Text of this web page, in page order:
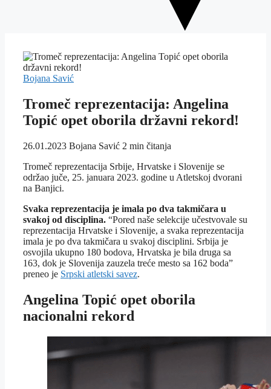
Bojana Savić
Tromeč reprezentacija: Angelina
Topić opet oborila državni rekord!
26.01.2023 Bojana Savić 2 min čitanja
Tromeč reprezentacija Srbije, Hrvatske i Slovenije se
održao juče, 25. januara 2023. godine u Atletskoj dvorani
na Banjici.
Svaka reprezentacija je imala po dva takmičara u
svakoj od disciplina. “Pored naše selekcije učestvovale su
reprezentacija Hrvatske i Slovenije, a svaka reprezentacija
imala je po dva takmičara u svakoj disciplini. Srbija je
osvojila ukupno 180 bodova, Hrvatska je bila druga sa
163, dok je Slovenija zauzela treće mesto sa 162 boda”
preneo je Srpski atletski savez.
Angelina Topić opet oborila
nacionalni rekord